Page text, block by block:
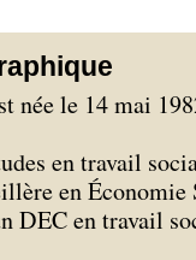
née le 14 mai
en travail
en
DEC en travail